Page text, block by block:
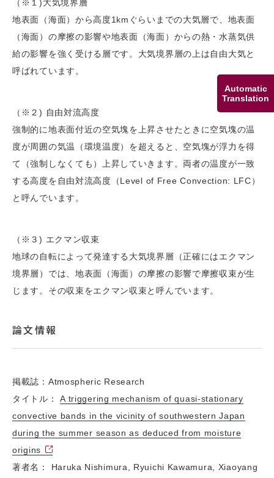
Automatic
Translation
（※１)大気境界層
地表面（海面）から高度1kmぐらいまでの大気層で、地表面
（海面）の摩擦の影響や地表面（海面）からの熱・水蒸気供
給の影響を強く受ける層です。大気境界層の上は自由大気と
呼ばれています。
（※２) 自由対流高度
強制的に地表面付近の空気塊を上昇させたときに空気塊の温
度が周囲の気温（環境温度）を超えると、空気塊が浮力を得
て（強制しなくても）上昇していきます。両者の温度が一致
する高度を自由対流高度（Level of Free Convection: LFC）
と呼んでいます。
（※３) エクマン収束
地球の自転によって発達する大気境界層（正確にはエクマン
境界層）では、地表面（海面）の摩擦の影響で摩擦収束が生
じます。その収束をエクマン収束と呼んでいます。
論文情報
掲載誌：Atmospheric Research
タイトル：A triggering mechanism of quasi-stationary
convective bands in the vicinity of southwestern Japan
during the summer season as deduced from moisture
origins
著者名： Haruka Nishimura, Ryuichi Kawamura, Xiaoyang